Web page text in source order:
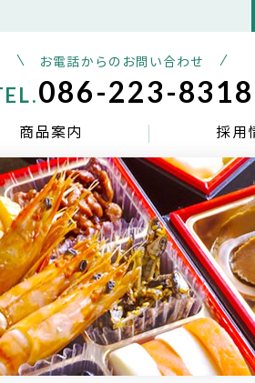
お電話からのお問い合わせ
086-223-8318
商品案内 採用